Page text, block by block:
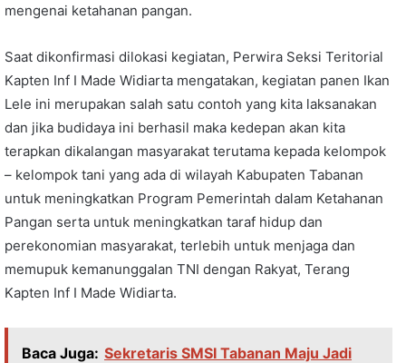
mengenai ketahanan pangan.
Saat dikonfirmasi dilokasi kegiatan, Perwira Seksi Teritorial
Kapten Inf I Made Widiarta mengatakan, kegiatan panen Ikan
Lele ini merupakan salah satu contoh yang kita laksanakan
dan jika budidaya ini berhasil maka kedepan akan kita
terapkan dikalangan masyarakat terutama kepada kelompok
– kelompok tani yang ada di wilayah Kabupaten Tabanan
untuk meningkatkan Program Pemerintah dalam Ketahanan
Pangan serta untuk meningkatkan taraf hidup dan
perekonomian masyarakat, terlebih untuk menjaga dan
memupuk kemanunggalan TNI dengan Rakyat, Terang
Kapten Inf I Made Widiarta.
Baca Juga: Sekretaris SMSI Tabanan Maju Jadi